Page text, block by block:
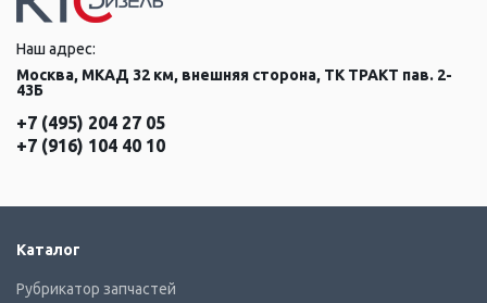
Наш адрес:
Москва, МКАД 32 км, внешняя сторона, ТК ТРАКТ пав. 2-
43Б
+7 (495) 204 27 05
+7 (916) 104 40 10
Каталог
Рубрикатор запчастей